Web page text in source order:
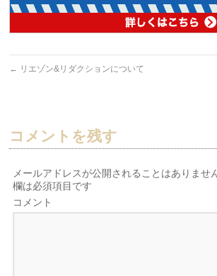
← リエゾン&リダクションについて
コメントを残す
メールアドレスが公開されることはありませ
欄は必須項目です
コメント